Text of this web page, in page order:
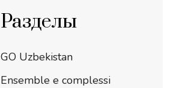
Разделы
GO Uzbekistan
Ensemble e complessi